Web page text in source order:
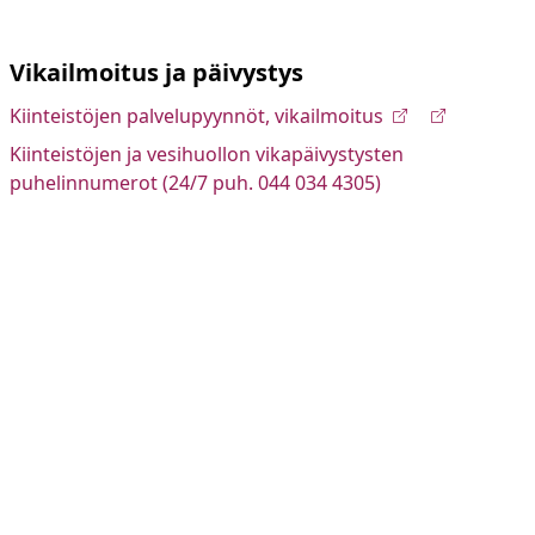
Vikailmoitus ja päivystys
Kiinteistöjen palvelupyynnöt, vikailmoitus
Kiinteistöjen ja vesihuollon vikapäivystysten
puhelinnumerot (24/7 puh. 044 034 4305)